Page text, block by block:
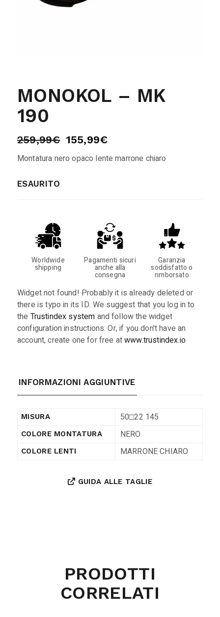
MONOKOL – MK
190
259,99€ 155,99€
Montatura nero opaco lente marrone chiaro
ESAURITO
Worldwide
shipping
Pagamenti sicuri
anche alla
consegna
Garanzia
soddisfatto o
rimborsato
Widget not found! Probably it is already deleted or
there is typo in its ID. We suggest that you log in to
the Trustindex system and follow the widget
configuration instructions. Or, if you don't have an
account, create one for free atwww.trustindex.io
INFORMAZIONI AGGIUNTIVE
MISURA 50□22 145
COLORE MONTATURA NERO
COLORE LENTI MARRONE CHIARO
GUIDA ALLE TAGLIE
PRODOTTI
CORRELATI